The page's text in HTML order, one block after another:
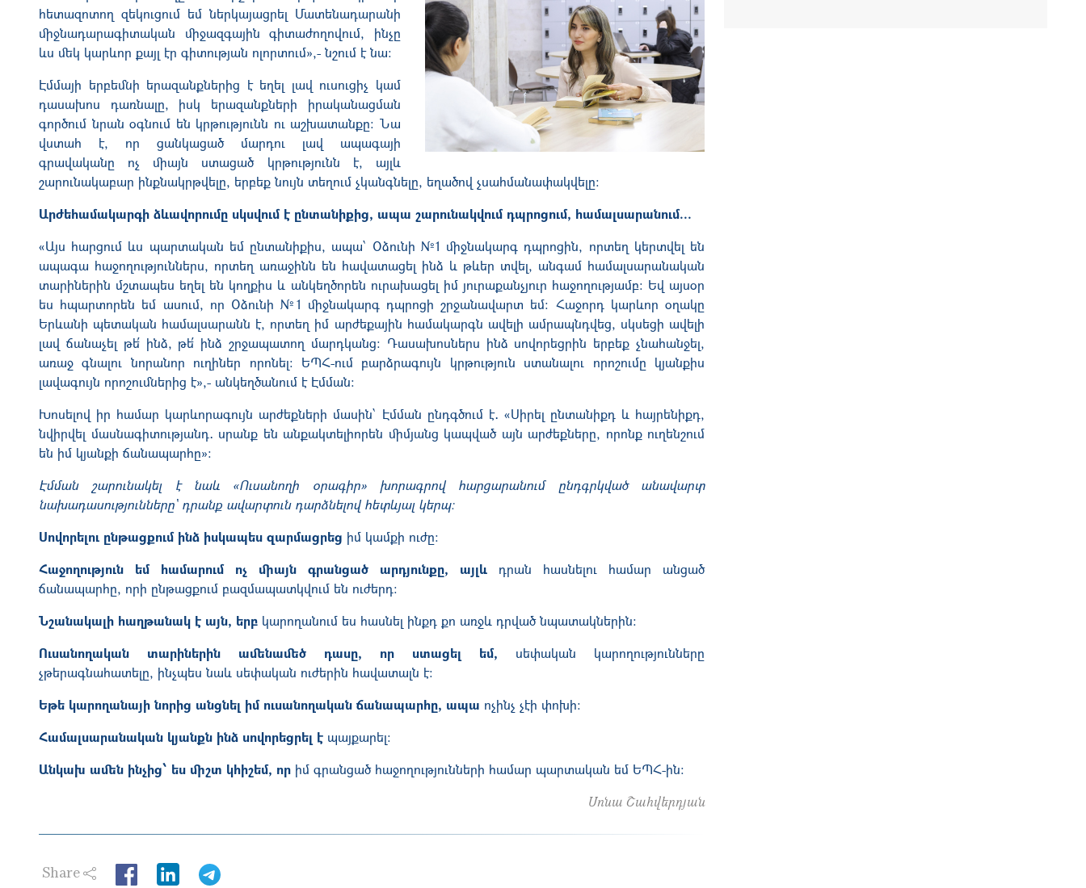
հետազոտող զեկուցում եմ ներկայացրել Մատենադարանի
միջնադարագիտական միջազգային գիտաժողովում, ինչը
ևս մեկ կարևոր քայլ էր գիտության ոլորտում»,- նշում է նա։
Էմմայի երբեմնի երազանքներից է եղել լավ ուսուցիչ կամ
դասախոս դառնալը, իսկ երազանքների իրականացման
գործում նրան օգնում են կրթությունն ու աշխատանքը։ Նա
վստահ է, որ ցանկացած մարդու լավ ապագայի
գրավականը ոչ միայն ստացած կրթությունն է, այլև
շարունակաբար ինքնակրթվելը, երբեք նույն տեղում չկանգնելը, եղածով չսահմանափակվելը։
Արժեհամակարգի ձևավորումը սկսվում է ընտանիքից, ապա շարունակվում դպրոցում, համալսարանում...
«Այս հարցում ևս պարտական եմ ընտանիքիս, ապա՝ Օձունի №1 միջնակարգ դպրոցին, որտեղ կերտվել են
ապագա հաջողություններս, որտեղ առաջինն են հավատացել ինձ և թևեր տվել, անգամ համալսարանական
տարիներին մշտապես եղել են կողքիս և անկեղծորեն ուրախացել իմ յուրաքանչյուր հաջողությամբ։ Եվ այսօր
ես հպարտորեն եմ ասում, որ Օձունի №1 միջնակարգ դպրոցի շրջանավարտ եմ։ Հաջորդ կարևոր օղակը
Երևանի պետական համալսարանն է, որտեղ իմ արժեքային համակարգն ավելի ամրապնդվեց, սկսեցի ավելի
լավ ճանաչել թե՛ ինձ, թե՛ ինձ շրջապատող մարդկանց։ Դասախոսներս ինձ սովորեցրին երբեք չնահանջել,
առաջ գնալու նորանոր ուղիներ որոնել։ ԵՊՀ-ում բարձրագույն կրթություն ստանալու որոշումը կյանքիս
լավագույն որոշումներից է»,- անկեղծանում է Էմման։
Խոսելով իր համար կարևորագույն արժեքների մասին՝ Էմման ընդգծում է․ «Սիրել ընտանիքդ և հայրենիքդ,
նվիրվել մասնագիտությանդ․ սրանք են անքակտելիորեն միմյանց կապված այն արժեքները, որոնք ուղենշում
են իմ կյանքի ճանապարհը»։
Էմման շարունակել է նաև «Ուսանողի օրագիր» խորագրով հարցարանում ընդգրկված անավարտ
նախադասությունները՝ դրանք ավարտուն դարձնելով հետևյալ կերպ։
Սովորելու ընթացքում ինձ իսկապես զարմացրեց իմ կամքի ուժը։
Հաջողություն եմ համարում ոչ միայն գրանցած արդյունքը, այլև դրան հասնելու համար անցած
ճանապարհը, որի ընթացքում բազմապատկվում են ուժերդ։
Նշանակալի հաղթանակ է այն, երբ կարողանում ես հասնել ինքդ քո առջև դրված նպատակներին։
Ուսանողական տարիներին ամենամեծ դասը, որ ստացել եմ, սեփական կարողությունները
չթերագնահատելը, ինչպես նաև սեփական ուժերին հավատալն է։
Եթե կարողանայի նորից անցնել իմ ուսանողական ճանապարհը, ապա ոչինչ չէի փոխի։
Համալսարանական կյանքն ինձ սովորեցրել է պայքարել։
Անկախ ամեն ինչից՝ ես միշտ կհիշեմ, որ իմ գրանցած հաջողությունների համար պարտական եմ ԵՊՀ-ին։
Սոնա Շահվերդյան
Share LinkedIn